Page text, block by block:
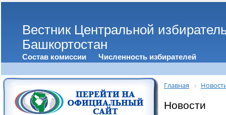
Вестник Центральной
Башкортостан
Состав комиссии Численность избирателей
Главная
Новости